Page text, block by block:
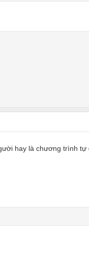
hay là chương trình tự